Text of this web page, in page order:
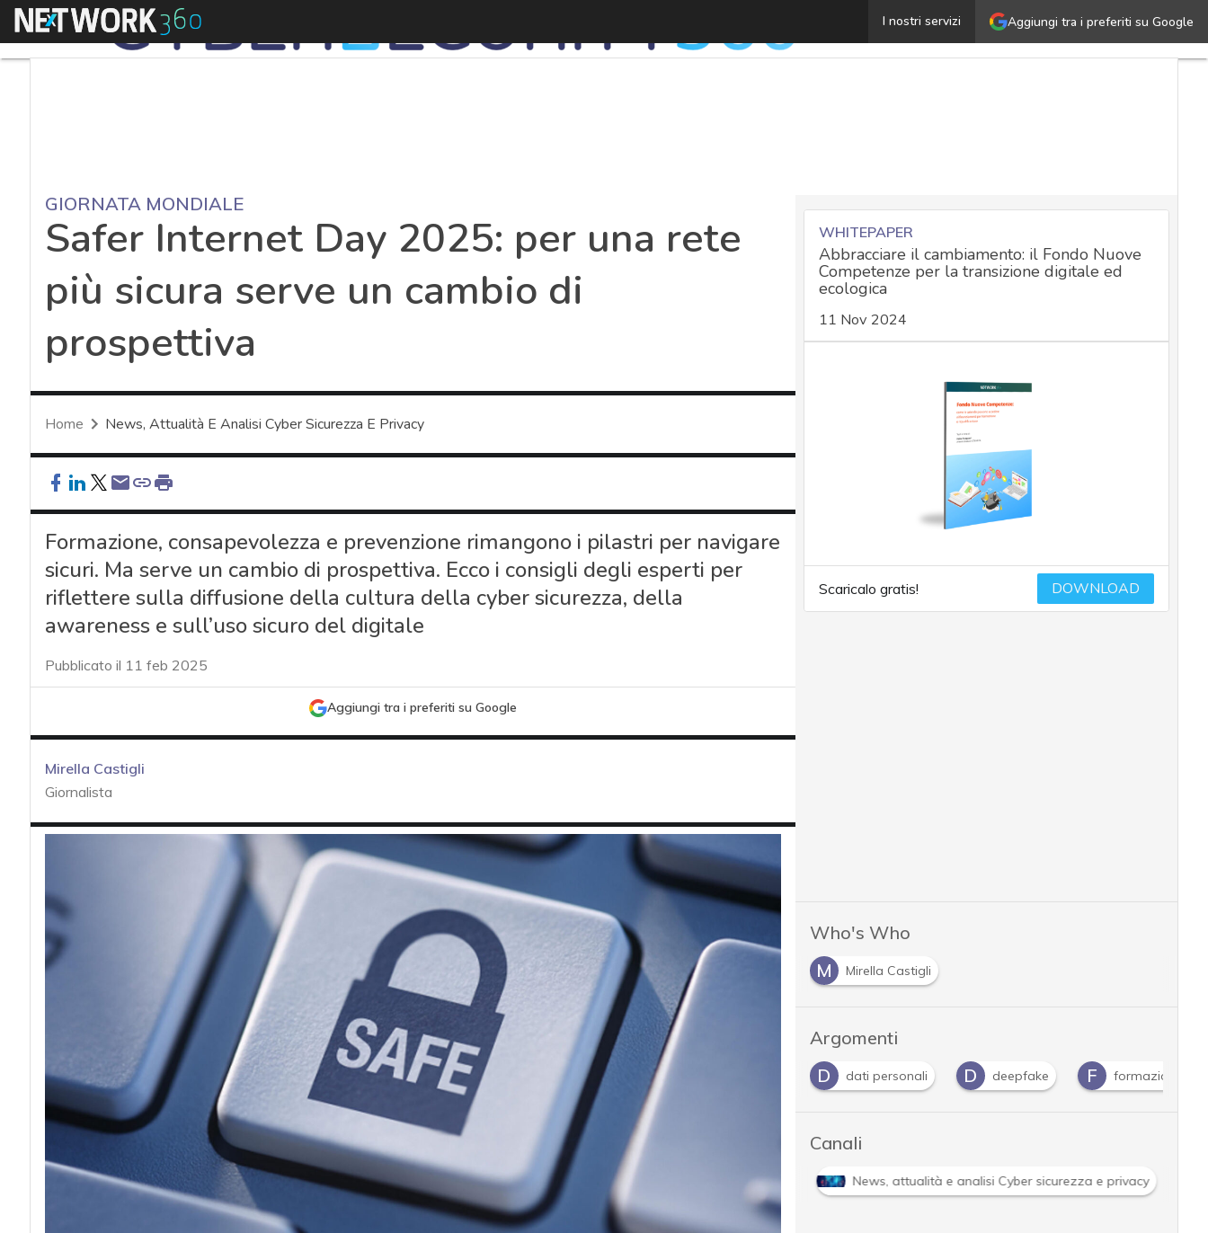
Aggiungi tra i preferiti su Google
I nostri servizi
Menu Safer Internet Day 2025: per una rete più sicura serve
GIORNATA MONDIALE
Safer Internet Day 2025: per una rete
più sicura serve un cambio di
prospettiva
Home News, Attualità E Analisi Cyber Sicurezza E Privacy
Formazione, consapevolezza e prevenzione rimangono i pilastri per navigare
sicuri. Ma serve un cambio di prospettiva. Ecco i consigli degli esperti per
riflettere sulla diffusione della cultura della cyber sicurezza, della
awareness e sull’uso sicuro del digitale
Pubblicato il 11 feb 2025
Aggiungi tra i preferiti su Google
Mirella Castigli
Giornalista
WHITEPAPER
Abbracciare il cambiamento: il Fondo Nuove
Competenze per la transizione digitale ed
ecologica
11 Nov 2024
Scaricalo gratis! DOWNLOAD
Who's Who
M
Mirella Castigli
Argomenti
D dati personali D deepfake F formazione
Canali
Attacchi hacker e Malware: le ultime news in tempo reale e gli approfondimenti News, attualità e analisi Cyber sicurezza e privacy